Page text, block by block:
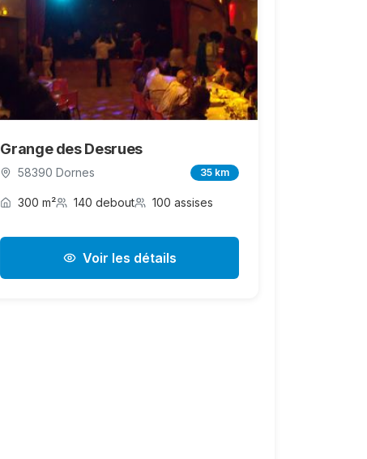
Grange des Desrues
58390 Dornes 35 km
300 m² 140 debout 100 assises
Voir les détails